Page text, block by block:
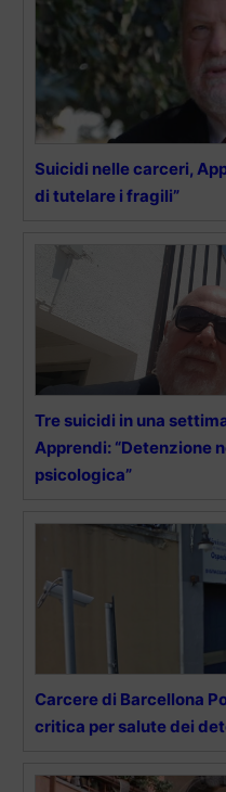
Suicidi nelle carceri,
di tutelare i fragili”
Tre suicidi in una
Apprendi: “Detenzione
psicologica”
Carcere di Barcellona
critica per salute dei